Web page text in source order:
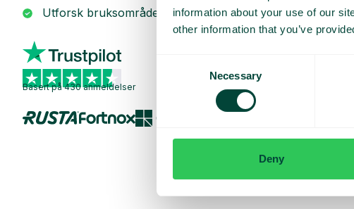
information about your use of our
other information that you’ve
Necessary
Deny
Utforsk bruksområder for teamet ditt
Basert på 430 anmeldelser